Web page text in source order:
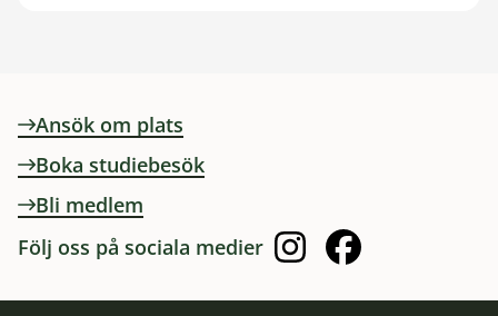
Ansök om plats
Boka studiebesök
Bli medlem
Följ oss på sociala medier